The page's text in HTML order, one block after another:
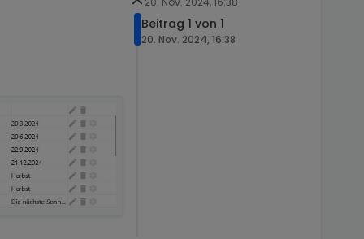
Beitrag 1 von 1
20. Nov. 2024, 16:38